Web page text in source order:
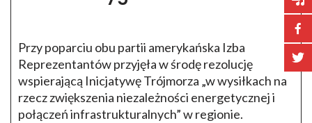
Przy poparciu obu partii amerykańska Izba
Reprezentantów przyjęła w środę rezolucję
wspierającą Inicjatywę Trójmorza „w wysiłkach na
rzecz zwiększenia niezależności energetycznej i
połączeń infrastrukturalnych” w regionie.